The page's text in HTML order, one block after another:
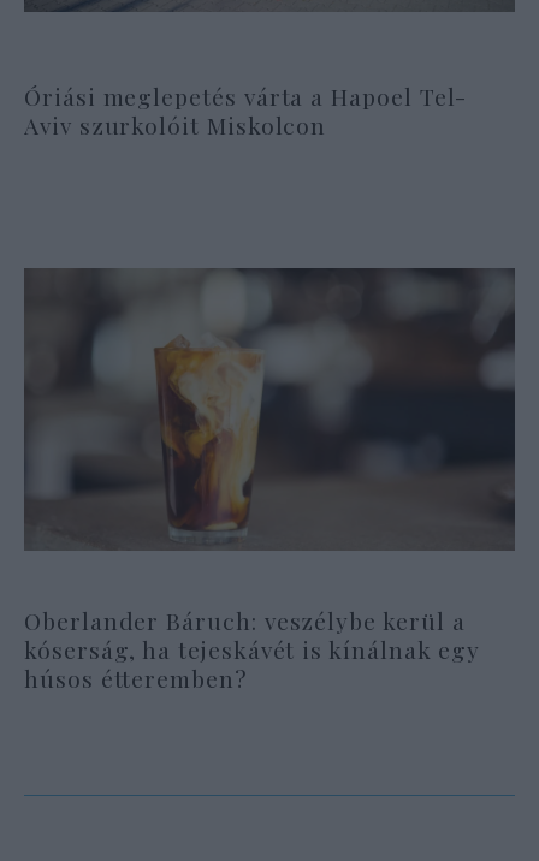
Óriási meglepetés várta a Hapoel Tel-
Aviv szurkolóit Miskolcon
Oberlander Báruch: veszélybe kerül a
kóserság, ha tejeskávét is kínálnak egy
húsos étteremben?